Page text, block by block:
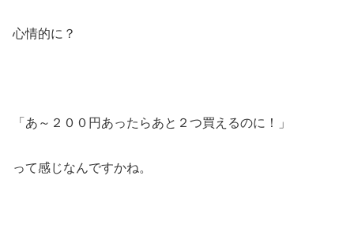
心情的に？
「あ～２００円あったらあと２つ買えるのに！」
って感じなんですかね。